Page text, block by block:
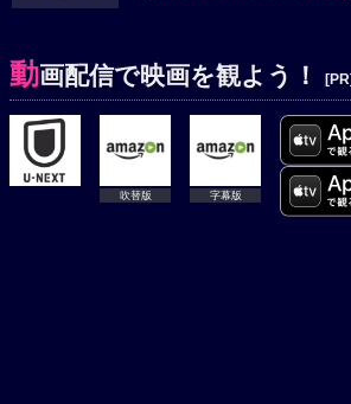
動画配信で映画を観よう！ [PR]
吹替版 字幕版